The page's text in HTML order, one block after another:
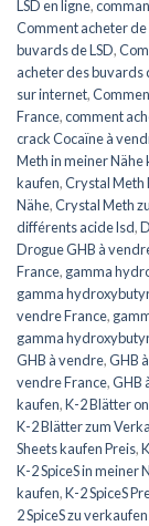
LSD en ligne,
Comment acheter de
buvards de LSD,
acheter des buvards
sur internet,
France,comment
crack Cocaïne à
Meth in meiner Nähe
kaufen,Crystal Meth
Nähe,Crystal Meth
différents acide lsd,
Drogue GHB à
France, gamma
gamma
vendre France,
gamma
GHB à vendre,GHB
vendre France,GHB
kaufen,K-2 Blätter
K-2 Blätter zum
Sheets kaufen Preis,
K-2 SpiceS in meiner
kaufen,K-2 SpiceS
2 SpiceS zu